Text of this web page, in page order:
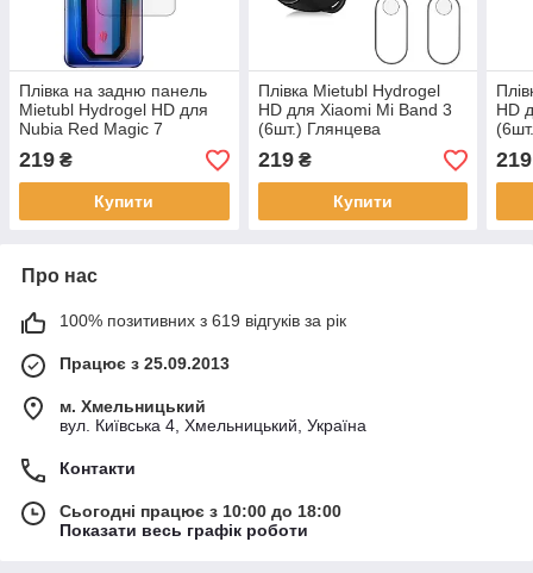
Плівка на задню панель
Mietubl Hydrogel HD для
Nubia Red Magic 7
219 ₴
Купити
Плівка Mietubl Hydrogel
HD для Xiaomi Mi Band 3
(6шт.) Глянцева
219₴
Купити
HD
219
Про нас
100% позитивних з 619 відгуків за рік
Працює з 25.09.2013
м. Хмельницький
вул. Київська 4, Хмельницький, Україна
Контакти
Сьогодні працює з 10:00 до 18:00
Показати весь графік роботи